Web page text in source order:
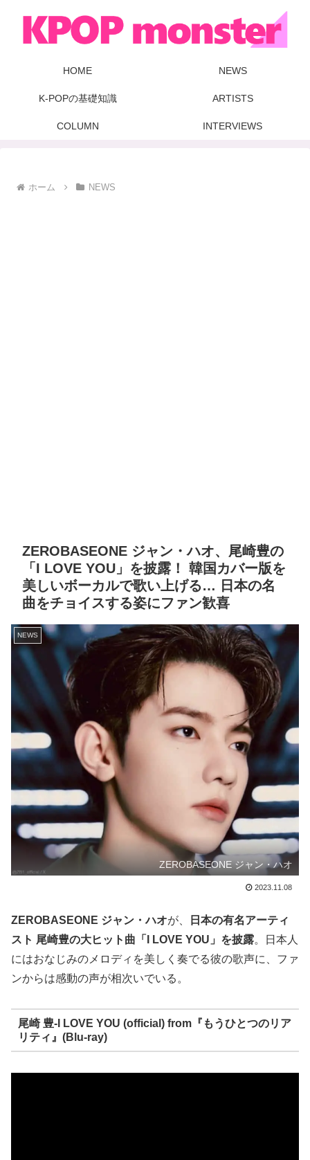
HOME NEWS
K-POPの基礎知識 ARTISTS
COLUMN INTERVIEWS
ホーム NEWS
ZEROBASEONE ジャン・ハオ、尾崎豊の
「I LOVE YOU」を披露！ 韓国カバー版を
美しいボーカルで歌い上げる… 日本の名
曲をチョイスする姿にファン歓喜
NEWS
ZEROBASEONE ジャン・ハオ
2023.11.08
ZEROBASEONE ジャン・ハオが、
日本の有名アーティ
スト 尾崎豊の大ヒット曲「I LOVE YOU」を披露。日本人
にはおなじみのメロディを美しく奏でる彼の歌声に、ファ
ンからは感動の声が相次いでいる。
尾崎 豊-I LOVE YOU (official) from『もうひとつのリア
リティ』(Blu-ray)